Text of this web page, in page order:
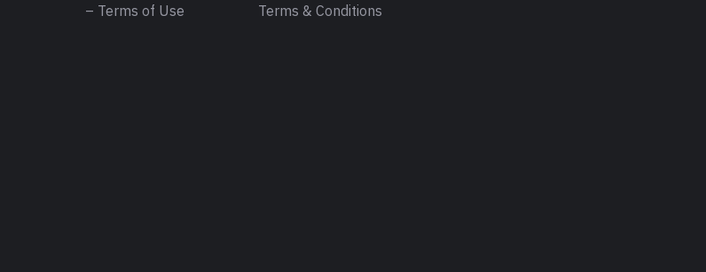
– Terms of Use
Terms & Conditions